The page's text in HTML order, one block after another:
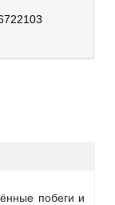
побеги и